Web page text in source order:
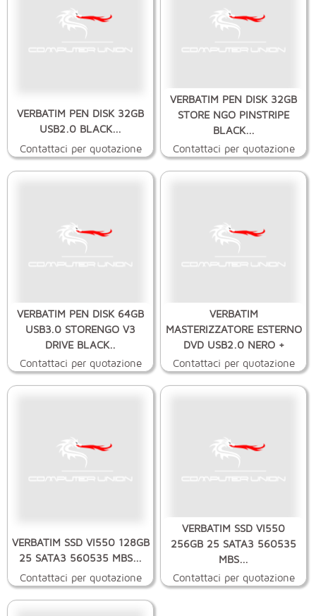
VERBATIM PEN DISK 32GB
USB2.0 BLACK...
Contattaci per quotazione
VERBATIM PEN DISK 32GB
STORE NGO PINSTRIPE
BLACK...
Contattaci per quotazione
VERBATIM PEN DISK 64GB
USB3.0 STORENGO V3
DRIVE BLACK..
Contattaci per quotazione
VERBATIM
MASTERIZZATORE ESTERNO
DVD USB2.0 NERO +
SOFTW
Contattaci per quotazione
VERBATIM SSD VI550 128GB
25 SATA3 560535 MBS...
Contattaci per quotazione
VERBATIM SSD VI550
256GB 25 SATA3 560535
MBS...
Contattaci per quotazione